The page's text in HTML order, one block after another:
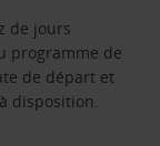
de jours
programme de
de départ et
disposition.